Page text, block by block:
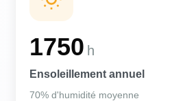
1750 h
Ensoleillement annuel
70% d'humidité moyenne